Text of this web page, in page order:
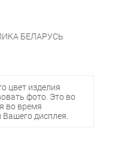
БЕЛАРУСЬ
цвет изделия
фото. Это во
во время
дисплея.